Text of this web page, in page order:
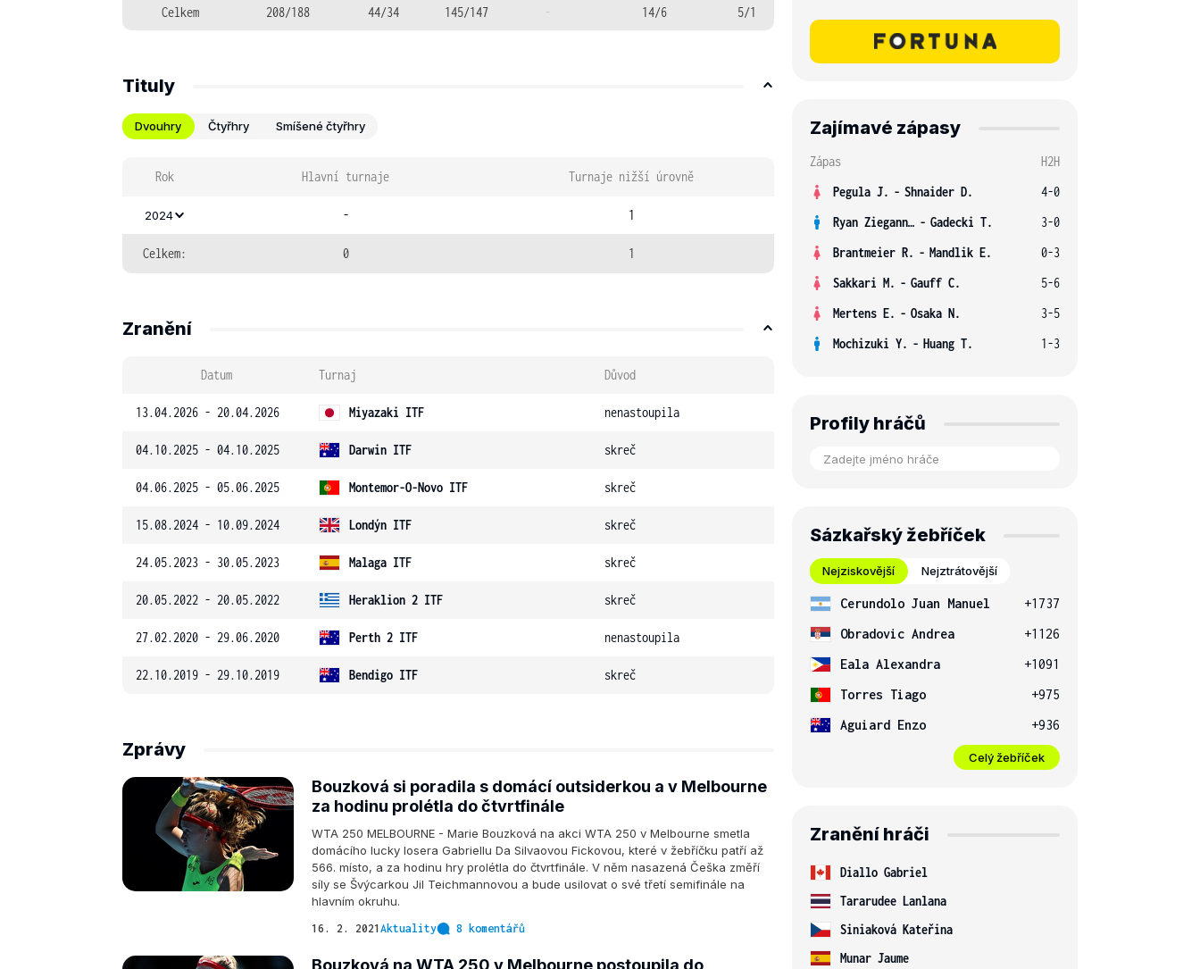
Celkem 208/188 44/34 145/147 - 14/6 5/1
Tituly
Dvouhry Čtyřhry Smíšené čtyřhry
Rok Hlavní turnaje Turnaje nižší úrovně
2024 - 1
Celkem: 0 1
Zranění
Datum Turnaj Důvod
13.04.2026 - 20.04.2026 Miyazaki ITF nenastoupila
04.10.2025 - 04.10.2025 Darwin ITF skreč
04.06.2025 - 05.06.2025 Montemor-O-Novo ITF skreč
15.08.2024 - 10.09.2024 Londýn ITF skreč
24.05.2023 - 30.05.2023 Malaga ITF skreč
20.05.2022 - 20.05.2022 Heraklion 2 ITF skreč
27.02.2020 - 29.06.2020 Perth 2 ITF nenastoupila
22.10.2019 - 29.10.2019 Bendigo ITF skreč
Zprávy
Bouzková si poradila s domácí outsiderkou a v Melbourne
za hodinu prolétla do čtvrtfinále
WTA 250 MELBOURNE - Marie Bouzková na akci WTA 250 v Melbourne smetla
domácího lucky losera Gabriellu Da Silvaovou Fickovou, které v žebříčku patří až
566. místo, a za hodinu hry prolétla do čtvrtfinále. V něm nasazená Češka změří
síly se Švýcarkou Jil Teichmannovou a bude usilovat o své třetí semifinále na
hlavním okruhu.
16. 2. 2021Aktuality 8 komentářů
Bouzková na WTA 250 v Melbourne postoupila do
Zajímavé zápasy
Zápas
H2H
Pegula J. - Shnaider D.
4-0
Ryan Ziegann S. - Gadecki T.
3-0
Brantmeier R. - Mandlik E.
0-3
Sakkari M. - Gauff C.
5-6
Mertens E. - Osaka N.
3-5
Mochizuki Y. - Huang T. 1-3
Profily hráčů
Sázkařský žebříček
Nejziskovější Nejztrátovější
Cerundolo Juan Manuel
+1737
Obradovic Andrea
+1126
Eala Alexandra
+1091
Torres Tiago
+975
Aguiard Enzo
+936
Celý žebříček
Zranění hráči
Diallo Gabriel
Tararudee Lanlana
Siniaková Kateřina
Munar Jaume